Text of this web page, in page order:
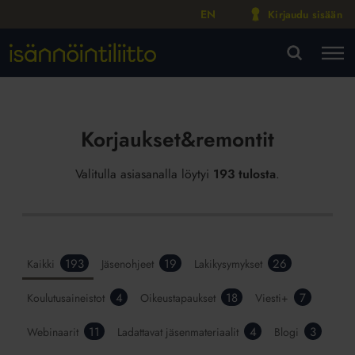
EN Kirjaudu sisään
Korjaukset&remontit
Valitulla asiasanalla löytyi 193 tulosta.
Kaikki 193 Jäsenohjeet 19 Lakikysymykset 26
Koulutusaineistot 4 Oikeustapaukset 18 Viesti+ 7
Webinaarit 11 Ladattavat jäsenmateriaalit 4 Blogi 3